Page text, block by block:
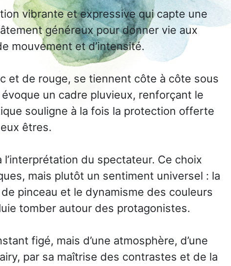
vibrante et expressive qui capte une
généreux pour donner vie aux
mouvement et d’intensité.
et de rouge, se tiennent côte à côte sous
un cadre pluvieux, renforçant le
souligne à la fois la protection offerte
êtres.
du spectateur. Ce choix
mais plutôt un sentiment universel : la
pinceau et le dynamisme des couleurs
tomber autour des protagonistes.
figé, mais d’une atmosphère, d’une
par sa maîtrise des contrastes et de la